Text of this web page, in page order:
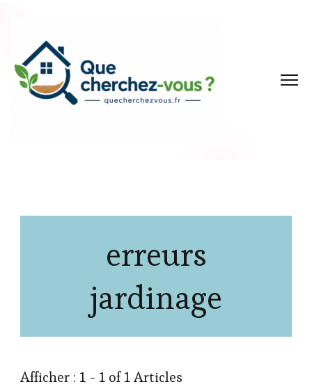
erreurs
jardinage
Afficher : 1 - 1 of 1 Articles